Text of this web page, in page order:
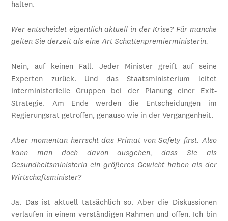
halten.
Wer entscheidet eigentlich aktuell in der Krise? Für manche
gelten Sie derzeit als eine Art Schattenpremierministerin.
Nein, auf keinen Fall. Jeder Minister greift auf seine
Experten zurück. Und das Staatsministerium leitet
interministerielle Gruppen bei der Planung einer Exit-
Strategie. Am Ende werden die Entscheidungen im
Regierungsrat getroffen, genauso wie in der Vergangenheit.
Aber momentan herrscht das Primat von Safety first. Also
kann man doch davon ausgehen, dass Sie als
Gesundheitsministerin ein größeres Gewicht haben als der
Wirtschaftsminister?
Ja. Das ist aktuell tatsächlich so. Aber die Diskussionen
verlaufen in einem verständigen Rahmen und offen. Ich bin